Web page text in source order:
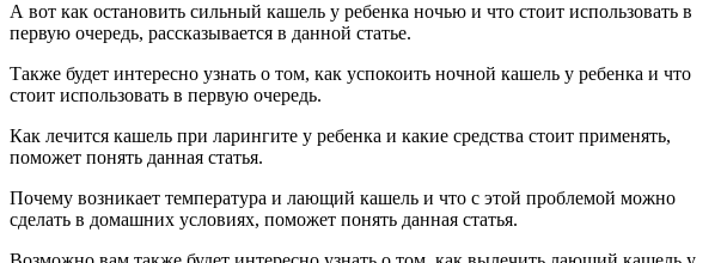
А вот как остановить сильный кашель у ребенка ночью и что стоит использовать в
первую очередь, рассказывается в данной статье.
Также будет интересно узнать о том, как успокоить ночной кашель у ребенка и что
стоит использовать в первую очередь.
Как лечится кашель при ларингите у ребенка и какие средства стоит применять,
поможет понять данная статья.
Почему возникает температура и лающий кашель и что с этой проблемой можно
сделать в домашних условиях, поможет понять данная статья.